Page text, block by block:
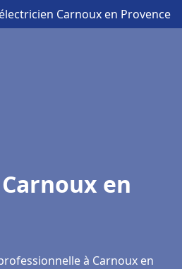
Carnoux en Provence
en
à Carnoux en